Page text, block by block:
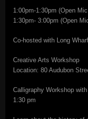
1:00pm-1:30pm (Open
1:30pm- 3:00pm (Open
Co-hosted with Long
Creative Arts Workshop
Location: 80 Audubon
Calligraphy Workshop
1:30 pm